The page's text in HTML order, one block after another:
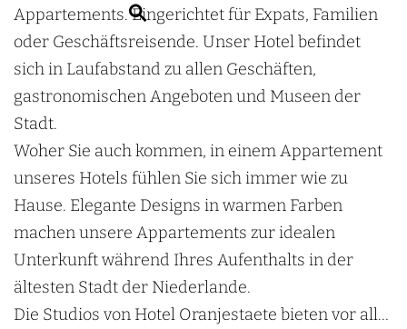
S
u
c
h
n
e
s
t
a
t
e
n
j
e
s
a
e
t
e
Appartements. Eingerichtet für Expats, Familien
oder Geschäftsreisende. Unser Hotel befindet
sich in Laufabstand zu allen Geschäften,
gastronomischen Angeboten und Museen der
Stadt.
Woher Sie auch kommen, in einem Appartement
unseres Hotels fühlen Sie sich immer wie zu
Hause. Elegante Designs in warmen Farben
machen unsere Appartements zur idealen
Unterkunft während Ihres Aufenthalts in der
ältesten Stadt der Niederlande.
Die Studios von Hotel Oranjestaete bieten vor all…